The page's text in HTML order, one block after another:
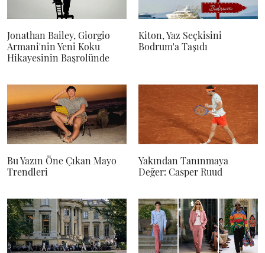
Jonathan Bailey, Giorgio
Armani'nin Yeni Koku
Hikayesinin Başrolünde
Kiton, Yaz Seçkisini
Bodrum'a Taşıdı
Bu Yazın Öne Çıkan Mayo
Trendleri
Yakından Tanınmaya
Değer: Casper Ruud